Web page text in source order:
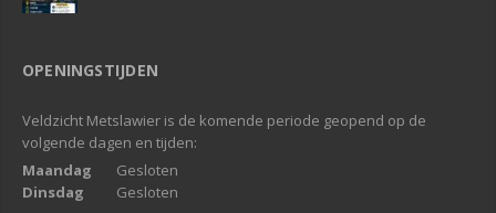
OPENINGSTIJDEN
Veldzicht Metslawier is de komende periode geopend op de
volgende dagen en tijden:
Maandag
Gesloten
Dinsdag
Gesloten